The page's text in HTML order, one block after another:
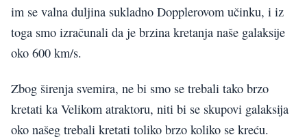
im se valna duljina sukladno Dopplerovom učinku, i iz
toga smo izračunali da je brzina kretanja naše galaksije
oko 600 km/s.
Zbog širenja svemira, ne bi smo se trebali tako brzo
kretati ka Velikom atraktoru, niti bi se skupovi galaksija
oko našeg trebali kretati toliko brzo koliko se kreću.